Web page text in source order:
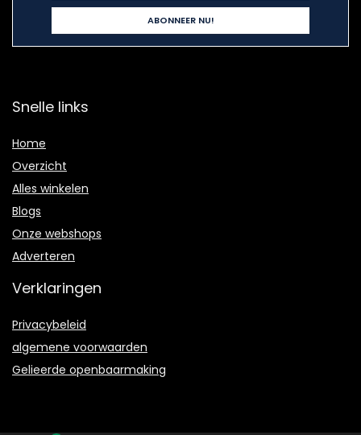
Snelle links
Home
Overzicht
Alles winkelen
Blogs
Onze webshops
Adverteren
Verklaringen
Privacybeleid
algemene voorwaarden
Gelieerde openbaarmaking